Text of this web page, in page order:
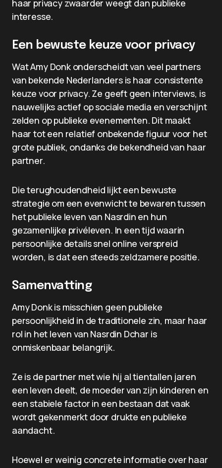
haar privacy zwaarder weegt dan publieke
interesse.
Een bewuste keuze voor privacy
Wat Amy Donk onderscheidt van veel partners
van bekende Nederlanders is haar consistente
keuze voor privacy. Ze geeft geen interviews, is
nauwelijks actief op sociale media en verschijnt
zelden op publieke evenementen. Dit maakt
haar tot een relatief onbekende figuur voor het
grote publiek, ondanks de bekendheid van haar
partner.
Die terughoudendheid lijkt een bewuste
strategie om een evenwicht te bewaren tussen
het publieke leven van Nasrdin en hun
gezamenlijke privéleven. In een tijd waarin
persoonlijke details snel online verspreid
worden, is dat een steeds zeldzamere positie.
Samenvatting
Amy Donk is misschien geen publieke
persoonlijkheid in de traditionele zin, maar haar
rol in het leven van Nasrdin Dchar is
onmiskenbaar belangrijk.
Ze is de partner met wie hij al tientallen jaren
een leven deelt, de moeder van zijn kinderen en
een stabiele factor in een bestaan dat vaak
wordt gekenmerkt door drukte en publieke
aandacht.
Hoewel er weinig concrete informatie over haar